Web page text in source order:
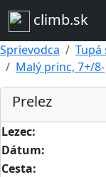
climb.sk
Sprievodca Tupá
Malý princ, 7+/8-
Prelez
Lezec:
Dátum:
Cesta: